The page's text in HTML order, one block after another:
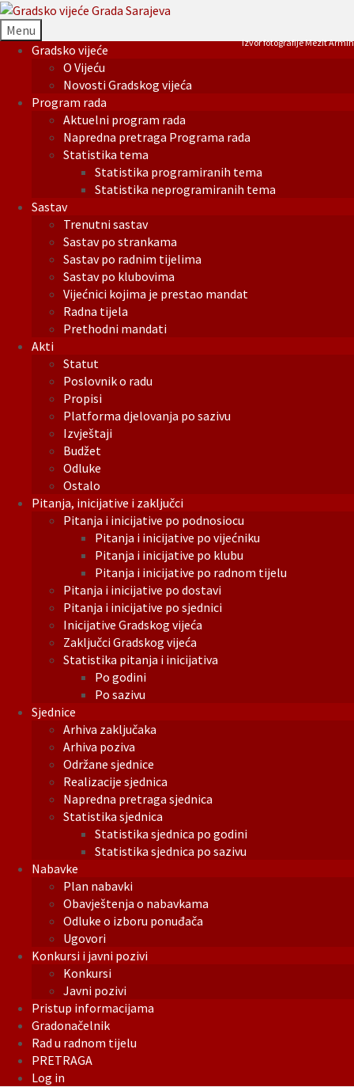
Menu
Gradsko vijeće
O Vijeću
Novosti Gradskog vijeća
Program rada
Aktuelni program rada
Napredna pretraga Programa rada
Statistika tema
Statistika programiranih tema
Statistika neprogramiranih tema
Sastav
Trenutni sastav
Sastav po strankama
Sastav po radnim tijelima
Sastav po klubovima
Vijećnici kojima je prestao mandat
Radna tijela
Prethodni mandati
Akti
Statut
Poslovnik o radu
Propisi
Platforma djelovanja po sazivu
Izvještaji
Budžet
Odluke
Ostalo
Pitanja, inicijative i zaključci
Pitanja i inicijative po podnosiocu
Pitanja i inicijative po vijećniku
Pitanja i inicijative po klubu
Pitanja i inicijative po radnom tijelu
Pitanja i inicijative po dostavi
Pitanja i inicijative po sjednici
Inicijative Gradskog vijeća
Zaključci Gradskog vijeća
Statistika pitanja i inicijativa
Po godini
Po sazivu
Sjednice
Arhiva zaključaka
Arhiva poziva
Održane sjednice
Realizacije sjednica
Napredna pretraga sjednica
Statistika sjednica
Statistika sjednica po godini
Statistika sjednica po sazivu
Nabavke
Plan nabavki
Obavještenja o nabavkama
Odluke o izboru ponuđača
Ugovori
Konkursi i javni pozivi
Konkursi
Javni pozivi
Pristup informacijama
Gradonačelnik
Rad u radnom tijelu
PRETRAGA
Log in
Izvor fotografije Mezit Armin